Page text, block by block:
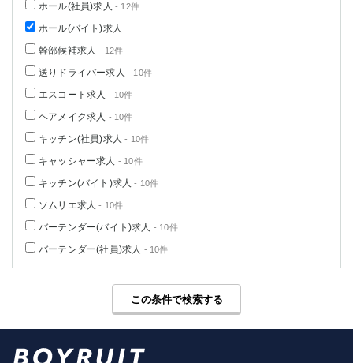
ホール(社員)求人 - 12件
ホール(バイト)求人
幹部候補求人 - 12件
送りドライバー求人 - 10件
エスコート求人 - 10件
ヘアメイク求人 - 10件
キッチン(社員)求人 - 10件
キャッシャー求人 - 10件
キッチン(バイト)求人 - 10件
ソムリエ求人 - 10件
バーテンダー(バイト)求人 - 10件
バーテンダー(社員)求人 - 10件
この条件で検索する